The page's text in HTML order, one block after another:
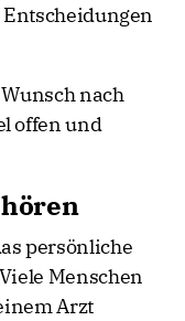
nach
offen und
persönliche
Menschen
Arzt